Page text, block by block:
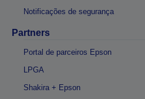
Notificações de segurança
Partners
Portal de parceiros Epson
LPGA
Shakira + Epson